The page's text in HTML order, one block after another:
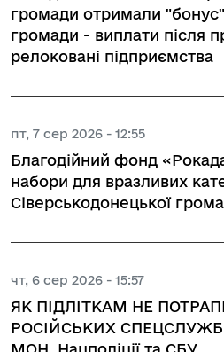
громади отримали
громади - виплати після
релоковані підприємства
пт, 7 сер 2026 - 12:55
Благодійний фонд
набори для вразливих
Сіверськодонецької
чт, 6 сер 2026 - 15:57
ЯК ПІДЛІТКАМ НЕ
РОСІЙСЬКИХ